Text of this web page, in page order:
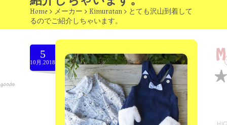
Select item
omutucake
moon chip trip original
my account
Store
Home > メーカー > Kimuratan > とても沢山到着して
るのでご紹介しちゃいます。
5
10月.2018